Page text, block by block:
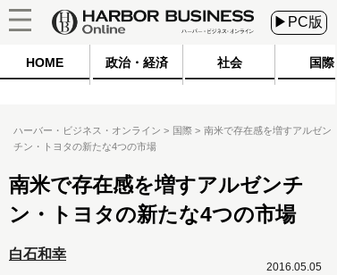
▶PC版
HOME 政治・経済 社会 国際
ハーバー・ビジネス・オンライン 国際
南米で存在感を増すアルゼン
チン・トヨタの新たな4つの市場
南米で存在感を増すアルゼンチ
ン・トヨタの新たな4つの市場
白石和幸
2016.05.05